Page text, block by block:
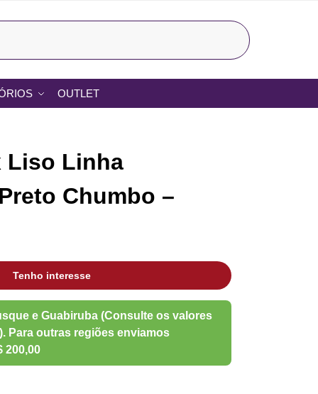
Pesquisar
OUTLET
Liso Linha
Chumbo –
Tenho interesse